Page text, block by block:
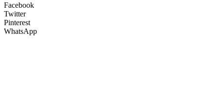
Facebook
Twitter
Pinterest
WhatsApp